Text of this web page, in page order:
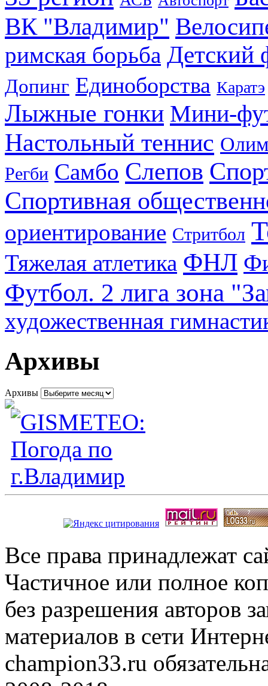
ВК "Владимир"
римская борьба Детский
Допинг Единоборства Каратэ
Лыжные гонки Мини-
Настольный теннис
Регби Самбо Слепов
Спортивная
ориентирование Стритбол
Тяжелая атлетика ФНЛ
Футбол. 2 лига зона
художественная
Архивы
Архивы
Все права принадлежат
Частичное или полное
без разрешения авторов
материалов в сети
champion33.ru